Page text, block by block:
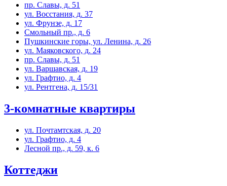
пр. Славы, д. 51
ул. Восстания, д. 37
ул. Фрунзе, д. 17
Смольный пр., д. 6
Пушкинские горы, ул. Ленина, д. 26
ул. Маяковского, д. 24
пр. Славы, д. 51
ул. Варшавская, д. 19
ул. Графтио, д. 4
ул. Рентгена, д. 15/31
3-комнатные квартиры
ул. Почтамтская, д. 20
ул. Графтио, д. 4
Лесной пр., д. 59, к. 6
Коттеджи